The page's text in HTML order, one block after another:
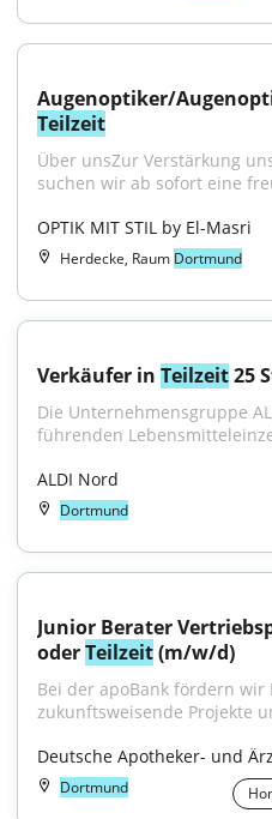
Teilzeit
Über unsZur Verstärkung
suchen wir ab sofort eine
OPTIK MIT STIL by El-Masri
Herdecke, Raum Dortmund
Verkäufer in Teilzeit 25
Die Unternehmensgruppe
führenden
ALDI Nord
Dortmund
Junior Berater
oder Teilzeit (m/w/d)
Bei der apoBank fördern wir
zukunftsweisende Projekte
Deutsche Apotheker- und
Dortmund